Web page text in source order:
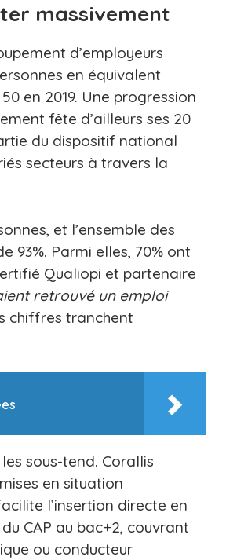
massivement
d’employeurs
en équivalent
en 2019. Une progression
fête d’ailleurs ses 20
du dispositif national
secteurs à travers la
et l’ensemble des
93%. Parmi elles, 70% ont
Qualiopi et partenaire
retrouvé un emploi
chiffres tranchent
sous-tend. Corallis
en situation
l’insertion directe en
CAP au bac+2, couvrant
ou conducteur